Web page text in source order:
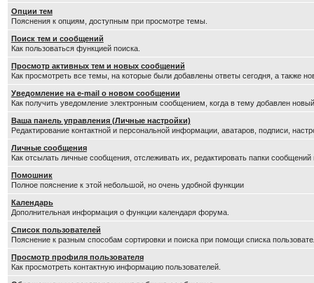
Опции тем
Пояснения к опциям, доступным при просмотре темы.
Поиск тем и сообщений
Как пользоваться функцией поиска.
Просмотр активных тем и новых сообщений
Как просмотреть все темы, на которые были добавлены ответы сегодня, а также
Уведомление на е-mail о новом сообщении
Как получить уведомление электронным сообщением, когда в тему добавлен новый
Ваша панель управления (Личные настройки)
Редактирование контактной и персональной информации, аватаров, подписи,
Личные сообщения
Как отсылать личные сообщения, отслеживать их, редактировать папки
Помошник
Полное пояснение к этой небольшой, но очень удобной функции
Календарь
Дополнительная информация о функции календаря форума.
Список пользователей
Пояснение к разным способам сортировки и поиска при помощи списка
Просмотр профиля пользователя
Как просмотреть контактную информацию пользователей.